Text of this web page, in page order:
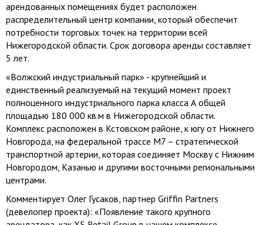
арендованных помещениях будет расположен
распределительный центр компании, который обеспечит
потребности торговых точек на территории всей
Нижегородской области. Срок договора аренды составляет
5 лет.
«Волжский индустриальный парк» - крупнейший и
единственный реализуемый на текущий момент проект
полноценного индустриального парка класса А общей
площадью 180 000 кв.м в Нижегородской области.
Комплекс расположен в Кстовском районе, к югу от Нижнего
Новгорода, на федеральной трассе M7 – стратегической
транспортной артерии, которая соединяет Москву с Нижним
Новгородом, Казанью и другими восточными региональными
центрами.
Комментирует Олег Гусаков, партнер Griffin Partners
(девелопер проекта): «Появление такого крупного